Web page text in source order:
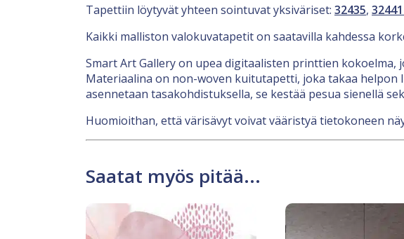
Tapettiin löytyvät yhteen sointuvat yksiväriset: 32435, 32441
Kaikki malliston valokuvatapetit on saatavilla kahdessa
Smart Art Gallery on upea digitaalisten printtien
Materiaalina on non-woven kuitutapetti, joka takaa
asennetaan tasakohdistuksella, se kestää pesua sienellä
Huomioithan, että värisävyt voivat vääristyä tietokoneen
Saatat myös pitää...